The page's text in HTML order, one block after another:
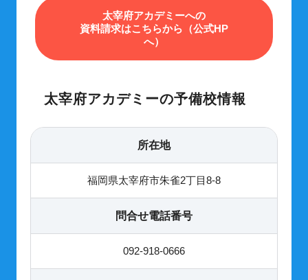
太宰府アカデミーへの
資料請求はこちらから（公式HP
へ）
太宰府アカデミーの予備校情報
所在地
福岡県太宰府市朱雀2丁目8-8
問合せ電話番号
092-918-0666